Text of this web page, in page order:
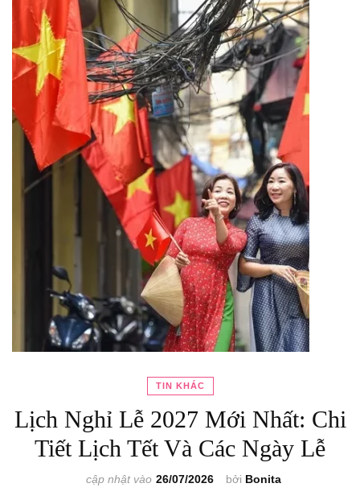
TIN KHÁC
Lịch Nghỉ Lễ 2027 Mới Nhất: Chi
Tiết Lịch Tết Và Các Ngày Lễ
bởi Bonita
cập nhật vào 26/07/2026